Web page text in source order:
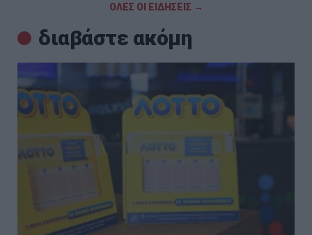
ΟΛΕΣ ΟΙ ΕΙΔΗΣΕΙΣ →
διαβάστε ακόμη